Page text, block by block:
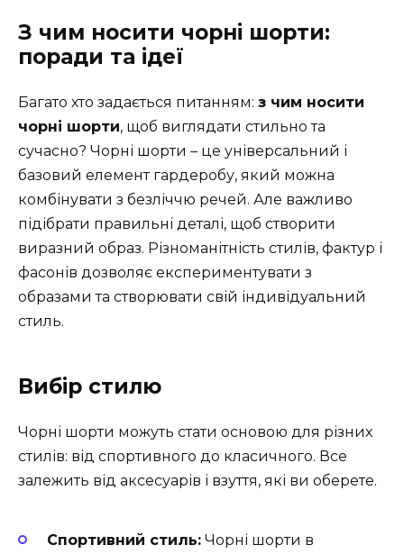
З чим носити чорні шорти:
поради та ідеї
Багато хто задається питанням: з чим носити
чорні шорти, щоб виглядати стильно та
сучасно? Чорні шорти – це універсальний і
базовий елемент гардеробу, який можна
комбінувати з безліччю речей. Але важливо
підібрати правильні деталі, щоб створити
виразний образ. Різноманітність стилів, фактур і
фасонів дозволяє експериментувати з
образами та створювати свій індивідуальний
стиль.
Вибір стилю
Чорні шорти можуть стати основою для різних
стилів: від спортивного до класичного. Все
залежить від аксесуарів і взуття, які ви оберете.
Спортивний стиль: Чорні шорти в